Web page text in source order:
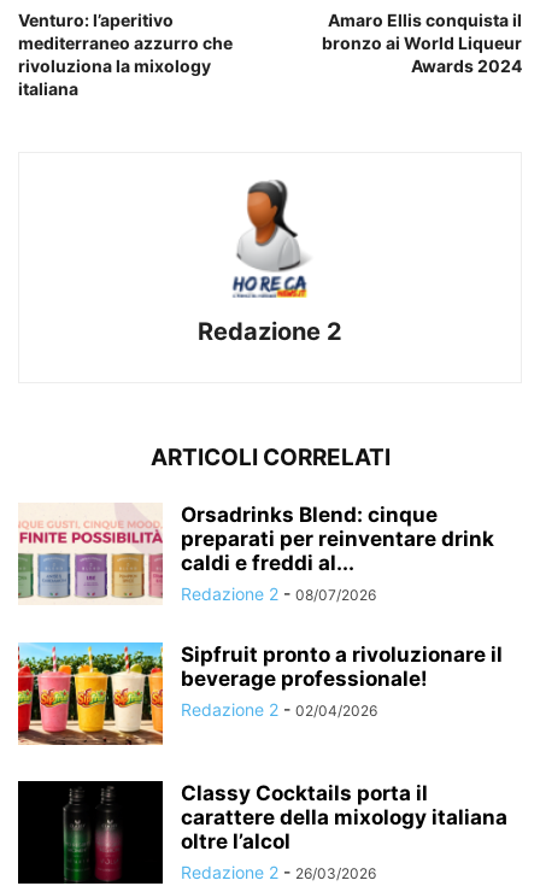
Venturo: l’aperitivo
mediterraneo azzurro che
rivoluziona la mixology
italiana
Amaro Ellis conquista il
bronzo ai World Liqueur
Awards 2024
Redazione 2
ARTICOLI CORRELATI
Orsadrinks Blend: cinque
preparati per reinventare drink
caldi e freddi al...
Redazione 2 - 08/07/2026
Sipfruit pronto a rivoluzionare il
beverage professionale!
Redazione 2 - 02/04/2026
Classy Cocktails porta il
carattere della mixology italiana
oltre l’alcol
Redazione 2 - 26/03/2026